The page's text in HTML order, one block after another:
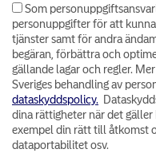
Som
personuppgifter för att
tjänster samt för andra
begäran, förbättra och
gällande lagar och regler.
Sveriges behandling av
dataskyddspolicy.
dina rättigheter när det
exempel din rätt till åtkomst
dataportabilitet osv.